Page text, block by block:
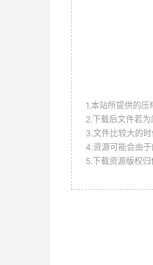
1.本站所提供的
2.下载后文件若
3.文件比较大的
4.资源可能会由
5.下载资源版权